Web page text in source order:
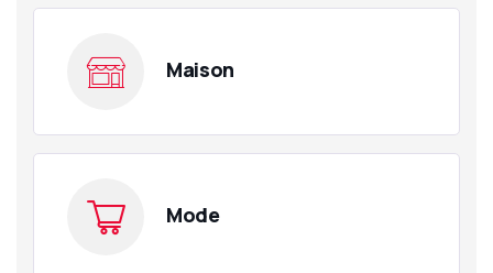
Maison
Mode